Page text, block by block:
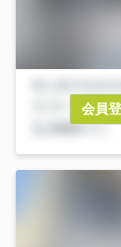
会員